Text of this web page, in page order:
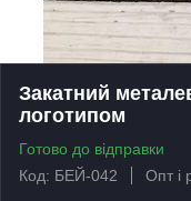
Закатний
логотипом
Готово до відправки
Код: БЕЙ-042
Опт і